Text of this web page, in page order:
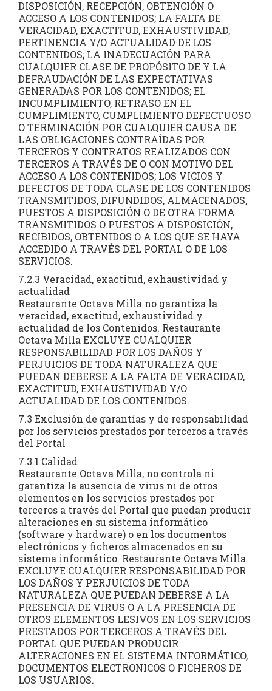
DISPOSICIÓN, RECEPCIÓN, OBTENCIÓN O
ACCESO A LOS CONTENIDOS; LA FALTA DE
VERACIDAD, EXACTITUD, EXHAUSTIVIDAD,
PERTINENCIA Y/O ACTUALIDAD DE LOS
CONTENIDOS; LA INADECUACIÓN PARA
CUALQUIER CLASE DE PROPÓSITO DE Y LA
DEFRAUDACIÓN DE LAS EXPECTATIVAS
GENERADAS POR LOS CONTENIDOS; EL
INCUMPLIMIENTO, RETRASO EN EL
CUMPLIMIENTO, CUMPLIMIENTO DEFECTUOSO
O TERMINACIÓN POR CUALQUIER CAUSA DE
LAS OBLIGACIONES CONTRAÍDAS POR
TERCEROS Y CONTRATOS REALIZADOS CON
TERCEROS A TRAVÉS DE O CON MOTIVO DEL
ACCESO A LOS CONTENIDOS; LOS VICIOS Y
DEFECTOS DE TODA CLASE DE LOS CONTENIDOS
TRANSMITIDOS, DIFUNDIDOS, ALMACENADOS,
PUESTOS A DISPOSICIÓN O DE OTRA FORMA
TRANSMITIDOS O PUESTOS A DISPOSICIÓN,
RECIBIDOS, OBTENIDOS O A LOS QUE SE HAYA
ACCEDIDO A TRAVÉS DEL PORTAL O DE LOS
SERVICIOS.
7.2.3 Veracidad, exactitud, exhaustividad y
actualidad
Restaurante Octava Milla no garantiza la
veracidad, exactitud, exhaustividad y
actualidad de los Contenidos. Restaurante
Octava Milla EXCLUYE CUALQUIER
RESPONSABILIDAD POR LOS DAÑOS Y
PERJUICIOS DE TODA NATURALEZA QUE
PUEDAN DEBERSE A LA FALTA DE VERACIDAD,
EXACTITUD, EXHAUSTIVIDAD Y/O
ACTUALIDAD DE LOS CONTENIDOS.
7.3 Exclusión de garantías y de responsabilidad
por los servicios prestados por terceros a través
del Portal
7.3.1 Calidad
Restaurante Octava Milla, no controla ni
garantiza la ausencia de virus ni de otros
elementos en los servicios prestados por
terceros a través del Portal que puedan producir
alteraciones en su sistema informático
(software y hardware) o en los documentos
electrónicos y ficheros almacenados en su
sistema informático. Restaurante Octava Milla
EXCLUYE CUALQUIER RESPONSABILIDAD POR
LOS DAÑOS Y PERJUICIOS DE TODA
NATURALEZA QUE PUEDAN DEBERSE A LA
PRESENCIA DE VIRUS O A LA PRESENCIA DE
OTROS ELEMENTOS LESIVOS EN LOS SERVICIOS
PRESTADOS POR TERCEROS A TRAVÉS DEL
PORTAL QUE PUEDAN PRODUCIR
ALTERACIONES EN EL SISTEMA INFORMÁTICO,
DOCUMENTOS ELECTRONICOS O FICHEROS DE
LOS USUARIOS.